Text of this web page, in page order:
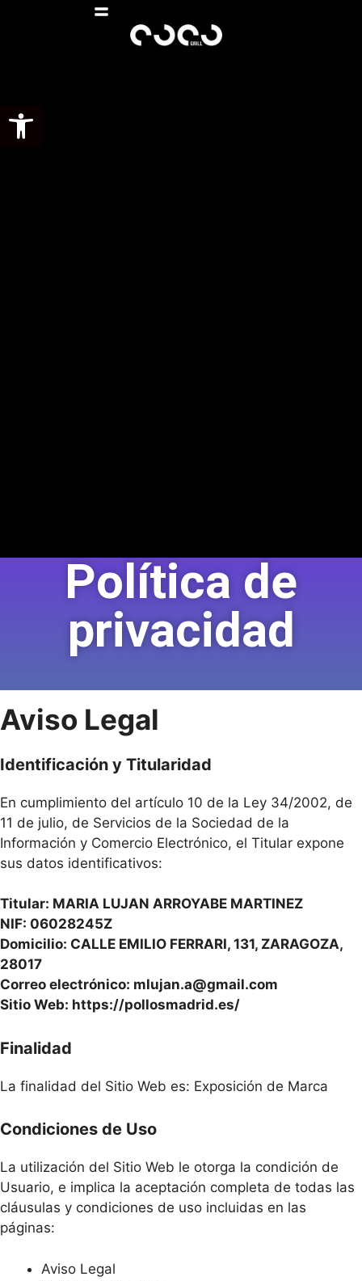
Abrir barra de herramientas
Política de
privacidad
Aviso Legal
Identificación y Titularidad
En cumplimiento del artículo 10 de la Ley 34/2002, de
11 de julio, de Servicios de la Sociedad de la
Información y Comercio Electrónico, el Titular expone
sus datos identificativos:
Titular: MARIA LUJAN ARROYABE MARTINEZ
NIF: 06028245Z
Domicilio: CALLE EMILIO FERRARI, 131, ZARAGOZA,
28017
Correo electrónico: mlujan.a@gmail.com
Sitio Web: https://pollosmadrid.es/
Finalidad
La finalidad del Sitio Web es: Exposición de Marca
Condiciones de Uso
La utilización del Sitio Web le otorga la condición de
Usuario, e implica la aceptación completa de todas las
cláusulas y condiciones de uso incluidas en las
páginas:
Aviso Legal